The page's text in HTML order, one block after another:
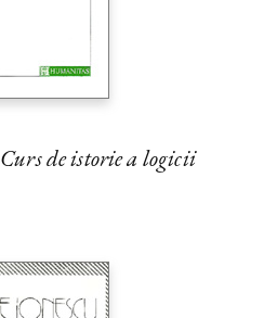
Curs de istorie a logicii